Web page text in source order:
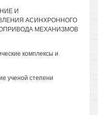
И
АСИНХРОННОГО
МЕХАНИЗМОВ
комплексы и
ученой степени